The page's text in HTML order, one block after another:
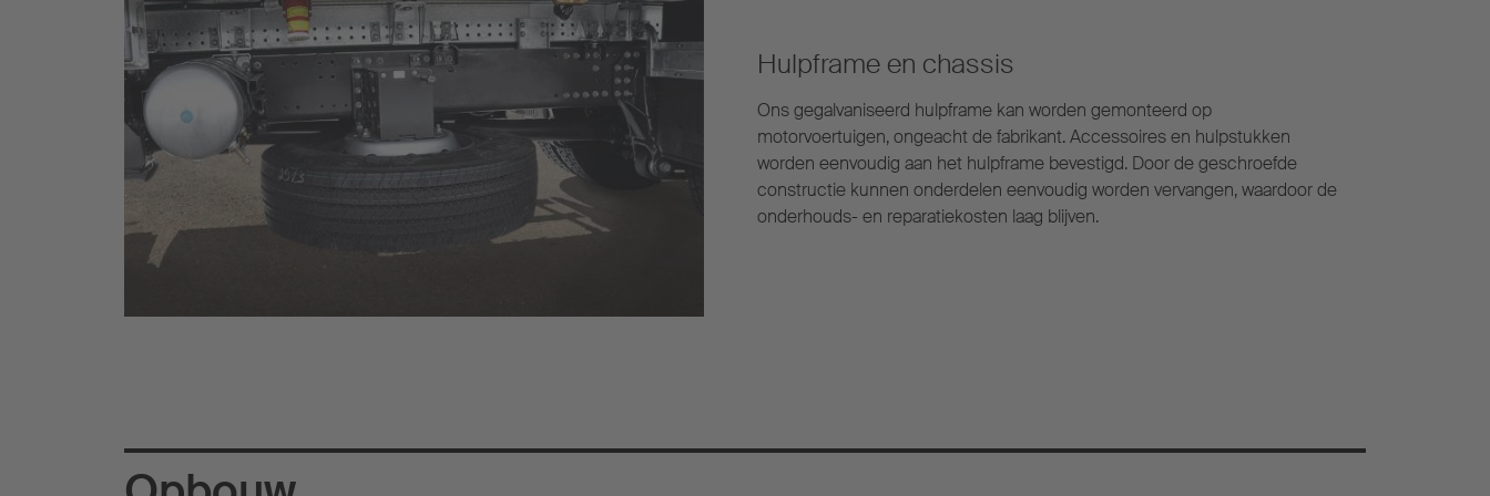
Hulpframe en chassis
Ons gegalvaniseerd hulpframe kan worden gemonteerd op
motorvoertuigen, ongeacht de fabrikant. Accessoires en hulpstukken
worden eenvoudig aan het hulpframe bevestigd. Door de geschroefde
constructie kunnen onderdelen eenvoudig worden vervangen, waardoor de
onderhouds- en reparatiekosten laag blijven.